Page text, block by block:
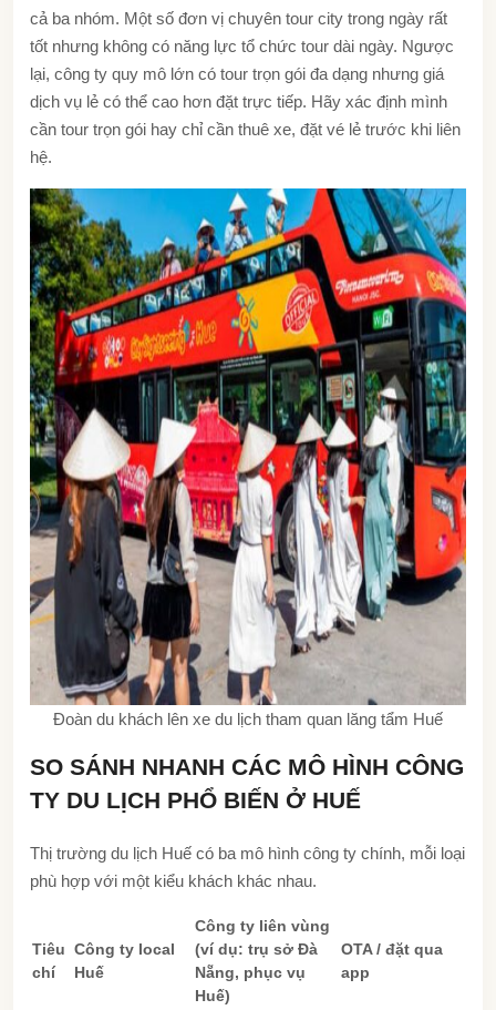
cả ba nhóm. Một số đơn vị chuyên tour city trong ngày rất
tốt nhưng không có năng lực tổ chức tour dài ngày. Ngược
lại, công ty quy mô lớn có tour trọn gói đa dạng nhưng giá
dịch vụ lẻ có thể cao hơn đặt trực tiếp. Hãy xác định mình
cần tour trọn gói hay chỉ cần thuê xe, đặt vé lẻ trước khi liên
hệ.
Đoàn du khách lên xe du lịch tham quan lăng tẩm Huế
SO SÁNH NHANH CÁC MÔ HÌNH CÔNG
TY DU LỊCH PHỔ BIẾN Ở HUẾ
Thị trường du lịch Huế có ba mô hình công ty chính, mỗi loại
phù hợp với một kiểu khách khác nhau.
Tiêu
chí
Công ty local
Huế
Công ty liên vùng
(ví dụ: trụ sở Đà
Nẵng, phục vụ
Huế)
OTA / đặt qua
app